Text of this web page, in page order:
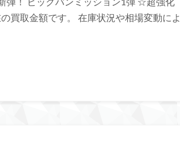
取金額です。 在庫状況や相場変動によ